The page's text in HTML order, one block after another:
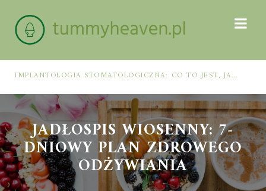
IMPLANTOLOGIA STOMATOLOGICZNA: CO TO JEST, JAK WYGLĄDA PROCES IMPLANTACJI I GOJENIA ORAZ DLA KOGO MA ZASTOSOWANIE
JADŁOSPIS WIOSENNY: 7-
DNIOWY PLAN ZDROWEGO
ODŻYWIANIA